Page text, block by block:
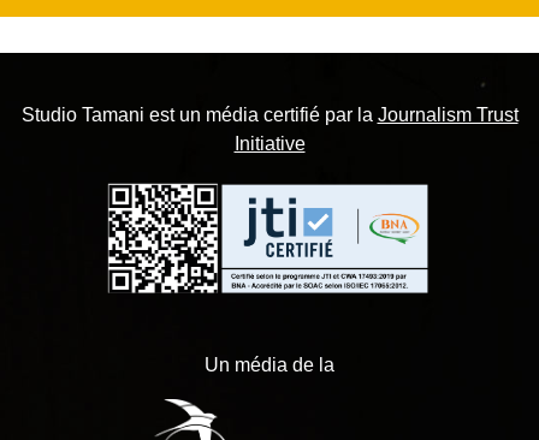
Studio Tamani est un média certifié par la Journalism Trust
Initiative
Un média de la